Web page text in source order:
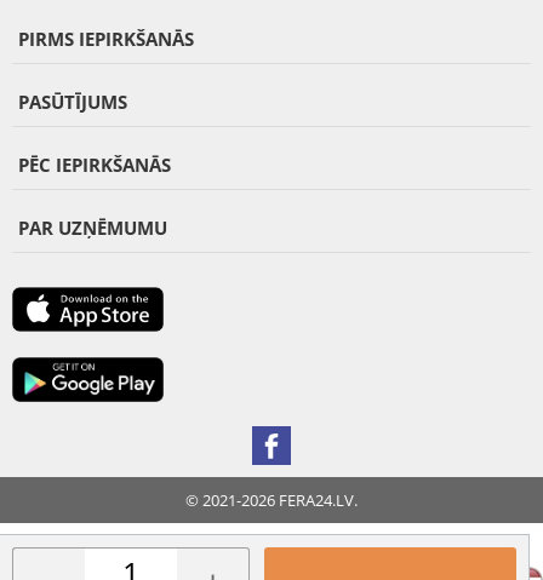
PIRMS IEPIRKŠANĀS
PASŪTĪJUMS
PĒC IEPIRKŠANĀS
PAR UZŅĒMUMU
© 2021-2026 FERA24.LV.
FERA INTERNATIONAL: